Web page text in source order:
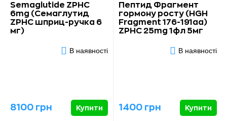
Semaglutide ZPHC
6mg (Семаглутид
ZPHC шприц-ручка 6
мг)
В наявності
8100 грн Купити
Пептид Фрагмент
гормону росту (HGH
Fragment 176-191aa)
ZPHC 25mg 1фл 5мг
В наявності
1400 грн Купити